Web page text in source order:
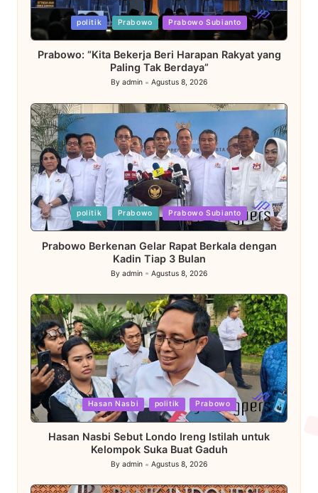
Posted
in
politik Prabowo Prabowo Subianto
Prabowo: “Kita Bekerja Beri Harapan Rakyat yang
Paling Tak Berdaya”
Posted
By admin Agustus 8, 2026
Posted
in
politik Prabowo Prabowo Subianto
Prabowo Berkenan Gelar Rapat Berkala dengan
Kadin Tiap 3 Bulan
Posted
by
By admin Agustus 8, 2026
Posted
in
Hasan Nasbi politik Prabowo
Hasan Nasbi Sebut Londo Ireng Istilah untuk
Kelompok Suka Buat Gaduh
Posted
by
By admin Agustus 8, 2026